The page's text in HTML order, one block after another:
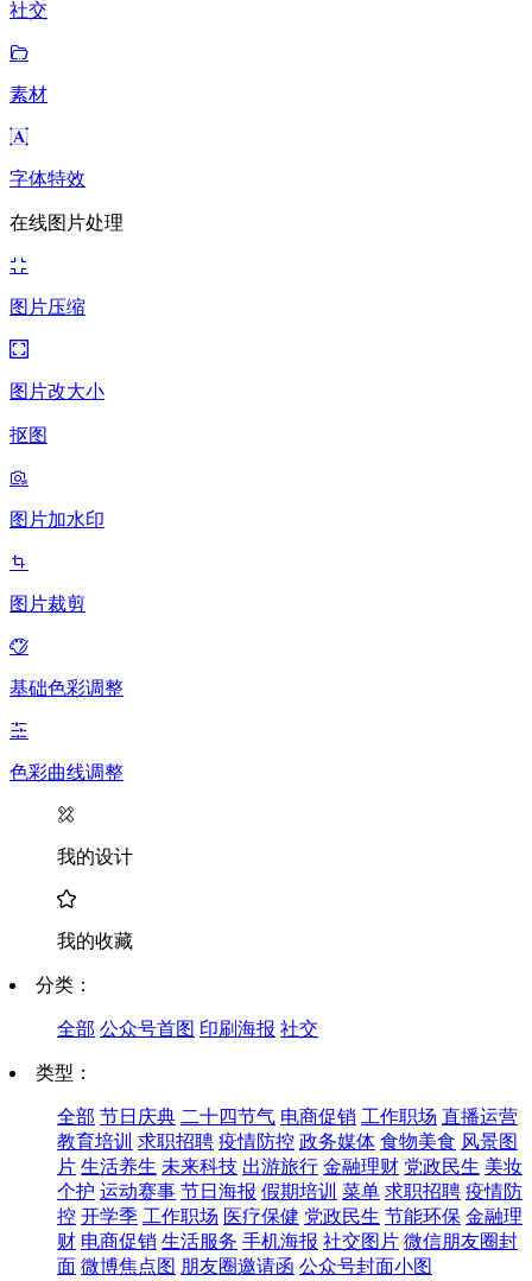
社交
素材
字体特效
在线图片处理
图片压缩
图片改大小
抠图
图片加水印
图片裁剪
基础色彩调整
色彩曲线调整
我的设计
我的收藏
分类：
全部 公众号首图 印刷海报 社交
类型：
全部 节日庆典 二十四节气 电商促销 工作职场 直播运营
教育培训 求职招聘 疫情防控 政务媒体 食物美食 风景图
片 生活养生 未来科技 出游旅行 金融理财 党政民生 美妆
个护 运动赛事 节日海报 假期培训 菜单 求职招聘 疫情防
控 开学季 工作职场 医疗保健 党政民生 节能环保 金融理
财 电商促销 生活服务 手机海报 社交图片 微信朋友圈封
面 微博焦点图 朋友圈邀请函 公众号封面小图